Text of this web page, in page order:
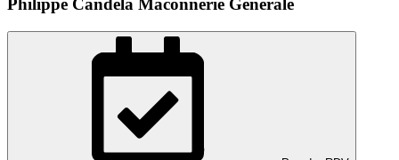
Philippe Candela Maconnerie Generale